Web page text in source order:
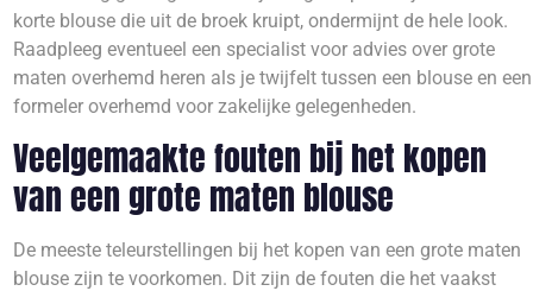
korte blouse die uit de broek kruipt, ondermijnt de hele look.
Raadpleeg eventueel een specialist voor advies over grote
maten overhemd heren als je twijfelt tussen een blouse en een
formeler overhemd voor zakelijke gelegenheden.
Veelgemaakte fouten bij het kopen
van een grote maten blouse
De meeste teleurstellingen bij het kopen van een grote maten
blouse zijn te voorkomen. Dit zijn de fouten die het vaakst